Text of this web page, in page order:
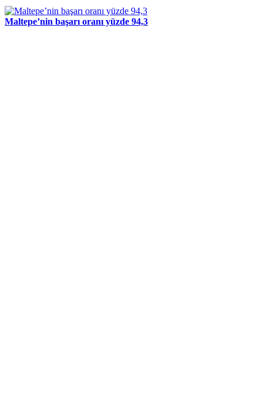
Maltepe’nin başarı oranı yüzde 94,3